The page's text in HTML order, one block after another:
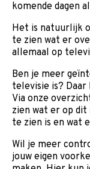
komende dagen
Het is natuurlijk
te zien wat er
allemaal op
Ben je meer
televisie is?
Via onze
zien wat er op
te zien is en wat
Wil je meer
jouw eigen